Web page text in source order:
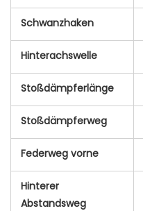
Schwanzhaken
Hinterachswelle
Stoßdämpferlänge
Stoßdämpferweg
Federweg vorne
Hinterer
Abstandsweg